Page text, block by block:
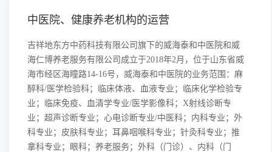
中医院、健康养老机构的运营
吉祥地东方中药科技有限公司旗下的威海泰和中医院和威
海仁博养老服务有限公司成立于2018年2月，位于山东省威
海市经区海瞳路14-16号，威海泰和中医院的业务范围：麻
醉科/医学检验科；临床体液、血液专业；临床化学检验专
业；临床免疫、血清学专业/医学影像科；X射线诊断专
业；超声诊断专业；心电诊断专业/中医科；内科专业；外
科专业；皮肤科专业；耳鼻咽喉科专业；针灸科专业；推
拿科专业；眼科；养老服务；外科（门诊）、内科（门